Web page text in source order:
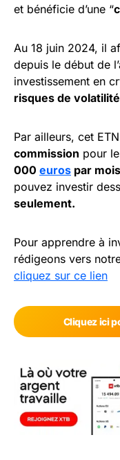
et bénéficie d’une “
Au 18 juin 2024, il
depuis le début de
investissement en
risques de volatilité
Par ailleurs, cet
commission pour
000 euros par
pouvez investir
seulement.
Pour apprendre à
rédigeons vers
cliquez sur ce lien
Cliquez ici